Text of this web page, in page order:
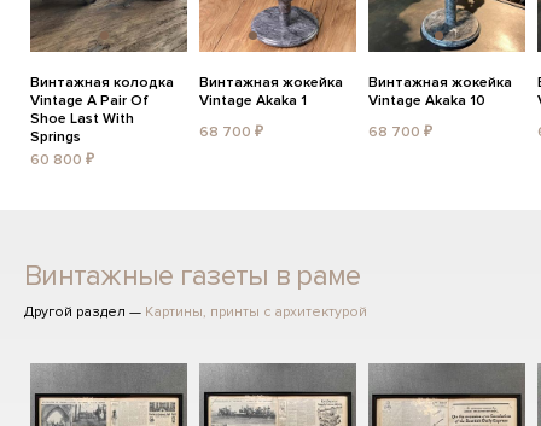
Винтажная колодка
Vintage A Pair Of
Shoe Last With
Springs
60 800 ₽
Винтажная жокейка
Vintage Akaka 1
68 700 ₽
Винтажная жокейка
Vintage Akaka 10
68 700 ₽
Винтажные газеты в раме
Другой раздел — Картины, принты с архитектурой